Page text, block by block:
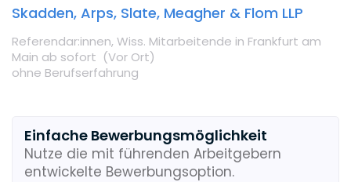
Skadden, Arps, Slate, Meagher & Flom LLP
Referendar:innen,Wiss. Mitarbeitende in Frankfurt am
Main ab sofort (Vor Ort)
ohne Berufserfahrung
Einfache Bewerbungsmöglichkeit
Nutze die mit führenden Arbeitgebern
entwickelte Bewerbungsoption.